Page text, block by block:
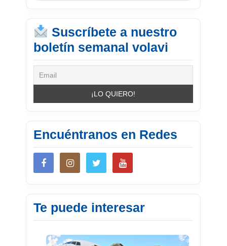
Suscríbete a nuestro
boletín semanal volavi
Encuéntranos en Redes
Te puede interesar